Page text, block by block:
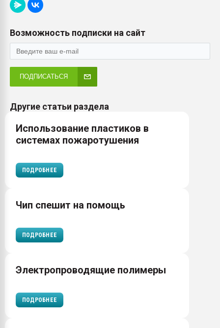
Возможность подписки на сайт
ПОДПИСАТЬСЯ
Другие статьи раздела
Использование пластиков в
системах пожаротушения
ПОДРОБНЕЕ
Чип спешит на помощь
ПОДРОБНЕЕ
Электропроводящие полимеры
ПОДРОБНЕЕ